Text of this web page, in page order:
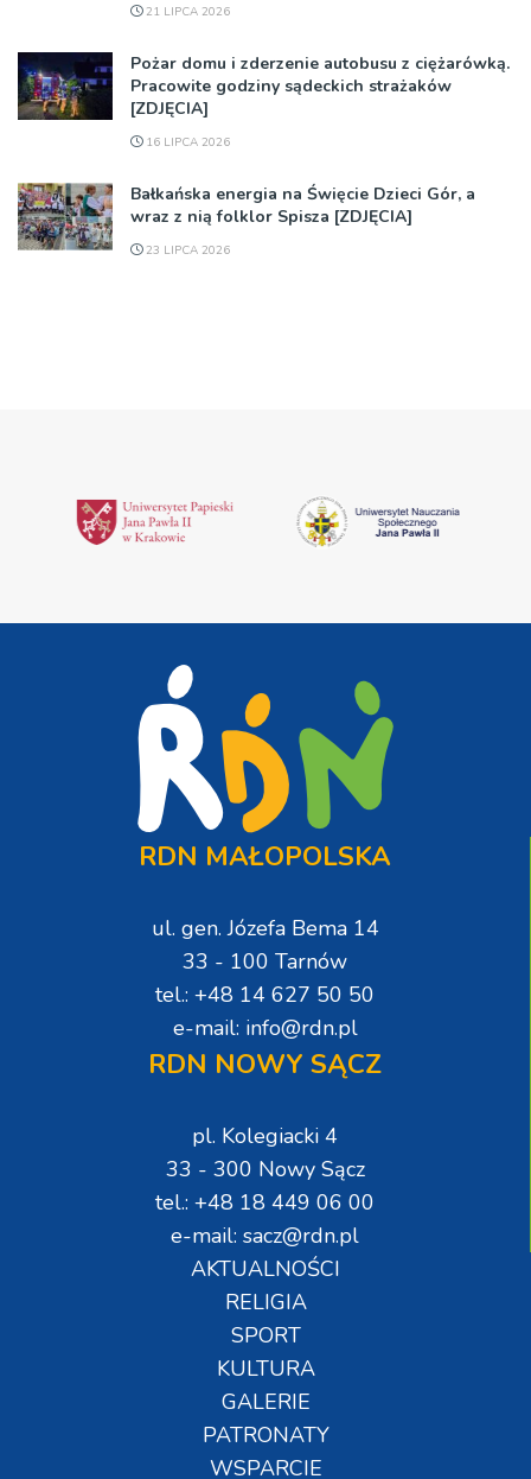
21 LIPCA 2026
Pożar domu i zderzenie autobusu z ciężarówką.
Pracowite godziny sądeckich strażaków
[ZDJĘCIA]
16 LIPCA 2026
Bałkańska energia na Święcie Dzieci Gór, a
wraz z nią folklor Spisza [ZDJĘCIA]
23 LIPCA 2026
RDN MAŁOPOLSKA
ul. gen. Józefa Bema 14
33 - 100 Tarnów
tel.: +48 14 627 50 50
e-mail: info@rdn.pl
RDN NOWY SĄCZ
pl. Kolegiacki 4
33 - 300 Nowy Sącz
tel.: +48 18 449 06 00
e-mail: sacz@rdn.pl
AKTUALNOŚCI
RELIGIA
SPORT
KULTURA
GALERIE
PATRONATY
WSPARCIE